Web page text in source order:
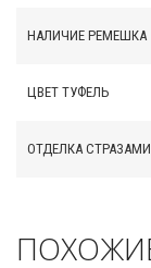
НАЛИЧИЕ РЕМЕШКА
ЦВЕТ ТУФЕЛЬ
ОТДЕЛКА СТРАЗАМИ